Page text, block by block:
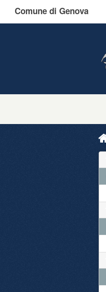
Comune di Genova